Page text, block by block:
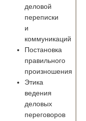
деловой
переписки
и
коммуникаций
Постановка
правильного
произношения
Этика
ведения
деловых
переговоров